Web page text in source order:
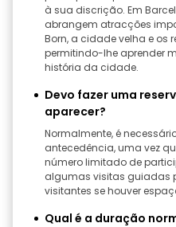
à sua discrição. Em
abrangem atracções
Born, a cidade velha e os
permitindo-lhe aprender
história da cidade.
Devo fazer uma
aparecer?
Normalmente, é
antecedência, uma vez
número limitado de
algumas visitas guiadas
visitantes se houver
Qual é a duração